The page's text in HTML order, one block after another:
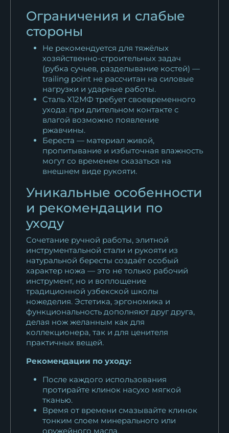
Ограничения и слабые
стороны
Не рекомендуется для тяжёлых
хозяйственно-строительных задач
(рубка сучьев, разделывание костей) —
trailing point не рассчитан на силовые
нагрузки и ударные работы.
Сталь Х12МФ требует своевременного
ухода: при длительном контакте с
влагой возможно появление
ржавчины.
Береста — материал живой,
пропитывание и избыточная влажность
могут со временем сказаться на
внешнем виде рукояти.
Уникальные особенности
и рекомендации по
уходу
Сочетание ручной работы, элитной
инструментальной стали и рукояти из
натуральной бересты создаёт особый
характер ножа — это не только рабочий
инструмент, но и воплощение
традиционной узбекской школы
ножеделия. Эстетика, эргономика и
функциональность дополняют друг друга,
делая нож желанным как для
коллекционера, так и для ценителя
практичных вещей.
Рекомендации по уходу:
После каждого использования
протирайте клинок насухо мягкой
тканью.
Время от времени смазывайте клинок
тонким слоем минерального или
оружейного масла.